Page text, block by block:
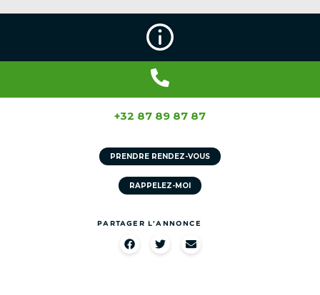
+32 87 89 87 87
PRENDRE RENDEZ-VOUS
RAPPELEZ-MOI
PARTAGER L'ANNONCE